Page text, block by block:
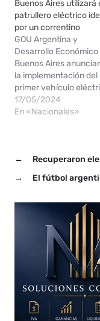
Buenos Aires utilizará
patrullero eléctrico
por un correntino
GOU Argentina y
Desarrollo Económico
Buenos Aires
la implementación del
primer vehículo
para CABA. Con un
espíritu de celebración
Gonzalo Tracci, junto
Ministro de Desarrollo
Económico de la
17/05/2024
En «Nacionales»
←
Recuperaron
→
El fútbol